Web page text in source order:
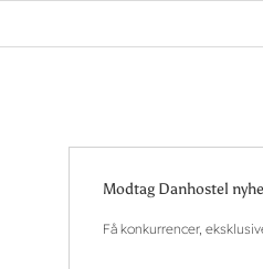
Modtag Danhostel
Få konkurrencer,